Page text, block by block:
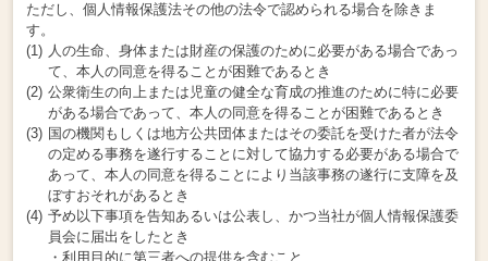
ただし、個人情報保護法その他の法令で認められる場合を除きま
す。
人の生命、身体または財産の保護のために必要がある場合であっ
て、本人の同意を得ることが困難であるとき
公衆衛生の向上または児童の健全な育成の推進のために特に必要
がある場合であって、本人の同意を得ることが困難であるとき
国の機関もしくは地方公共団体またはその委託を受けた者が法令
の定める事務を遂行することに対して協力する必要がある場合で
あって、本人の同意を得ることにより当該事務の遂行に支障を及
ぼすおそれがあるとき
予め以下事項を告知あるいは公表し、かつ当社が個人情報保護委
員会に届出をしたとき
・利用目的に第三者への提供を含むこと